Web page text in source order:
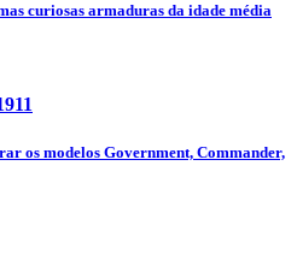
curiosas armaduras da idade média
os modelos Government, Commander,